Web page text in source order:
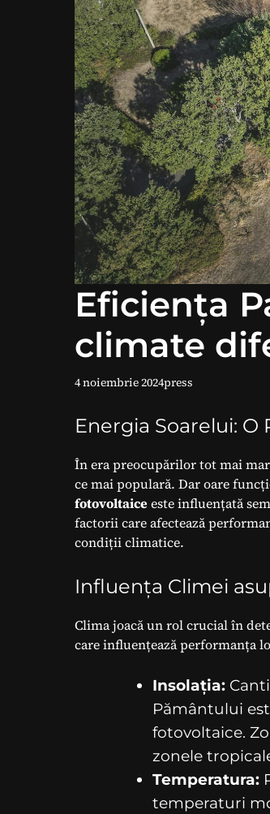
Eficiența
climate
4 noiembrie 2024press
Energia Soarelui: O
În era preocupărilor tot mai
ce mai populară. Dar oare
fotovoltaiceeste influențată
factorii care afectează
condiții climatice.
Influența Climei
Clima joacă un rol crucial în
care influențează performanța
Insolația:
Pământului
fotovoltaice.
zonele
Temperatura:
temperaturi